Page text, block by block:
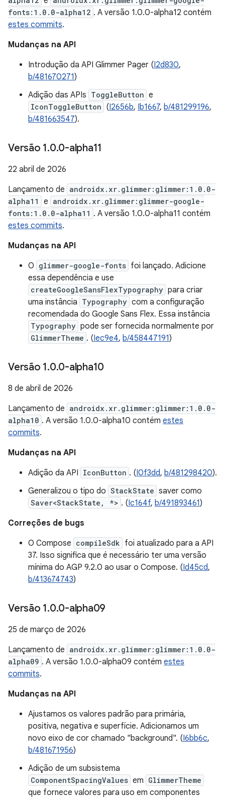
fonts:1.0.0-alpha12 . A versão 1.0.0-alpha12 contém
estes commits.
Mudanças na API
Introdução da API Glimmer Pager (I2d830,
b/481670271)
Adição das APIs ToggleButton e
IconToggleButton (I2656b, Ib1667, b/481299196,
b/481663547).
Versão 1.0.0-alpha11
22 abril de 2026
Lançamento de androidx.xr.glimmer:glimmer:1.0.0-
alpha11
e androidx.xr.glimmer:glimmer-google-
fonts:1.0.0-alpha11 . A versão 1.0.0-alpha11 contém
estes commits.
Mudanças na API
O glimmer-google-fonts foi lançado. Adicione
essa dependência e use
createGoogleSansFlexTypography para criar
uma instância Typography com a configuração
recomendada do Google Sans Flex. Essa instância
Typography pode ser fornecida normalmente por
GlimmerTheme . (Iec9e4, b/458447191)
Versão 1.0.0-alpha10
8 de abril de 2026
Lançamento de androidx.xr.glimmer:glimmer:1.0.0-
alpha10 . A versão 1.0.0-alpha10 contém estes
commits.
Mudanças na API
Adição da API IconButton . (I0f3dd, b/481298420).
Generalizou o tipo do StackState saver como
Saver<StackState, *> . (Ic164f, b/491893461)
Correções de bugs
O Compose compileSdk foi atualizado para a API
37. Isso significa que é necessário ter uma versão
mínima do AGP 9.2.0 ao usar o Compose. (Id45cd,
b/413674743)
Versão 1.0.0-alpha09
25 de março de 2026
Lançamento de androidx.xr.glimmer:glimmer:1.0.0-
alpha09 . A versão 1.0.0-alpha09 contém estes
commits.
Mudanças na API
Ajustamos os valores padrão para primária,
positiva, negativa e superfície. Adicionamos um
novo eixo de cor chamado "background". (I6bb6c,
b/481671956)
Adição de um subsistema
ComponentSpacingValues em GlimmerTheme
que fornece valores para uso em componentes